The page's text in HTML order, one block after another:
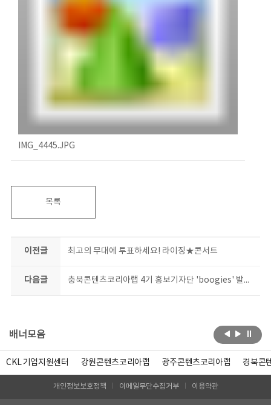
IMG_4445.JPG
목록
이전글 최고의 무대에 투표하세요! 라이징★콘서트
다음글 충북콘텐츠코리아랩 4기 홍보기자단 'boogies' 발대식
배너모음
CKL 기업지원센터 강원콘텐츠코리아랩 광주콘텐츠코리아랩 경북콘
개인정보보호정책 이메일무단수집거부 이용약관